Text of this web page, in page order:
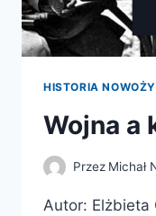
HISTORIA
Wojna a
Przez Michał
Autor: Elżbieta